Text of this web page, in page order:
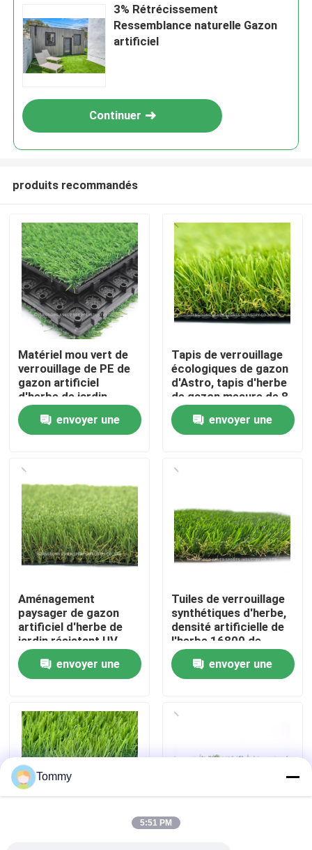
Produits
Vidéos
Visite de l'usine
Contrôle de qualité
Nous contacter
Nouvelles
Cas
3% Rétrécissement
Ressemblance naturelle Gazon
artificiel
Continuer
produits recommandés
Matériel mou vert de
verrouillage de PE de
gazon artificiel
d'herbe de jardin
envoyer une
Tapis de verrouillage
écologiques de gazon
d'Astro, tapis d'herbe
de gazon mesure de 8
pouces
envoyer une
Aménagement
paysager de gazon
artificiel d'herbe de
jardin résistant UV
extérieur de Sythetic
envoyer une
Tuiles de verrouillage
synthétiques d'herbe,
densité artificielle de
l'herbe 16800 de
polyéthylène
envoyer une
Tommy
5:51 PM